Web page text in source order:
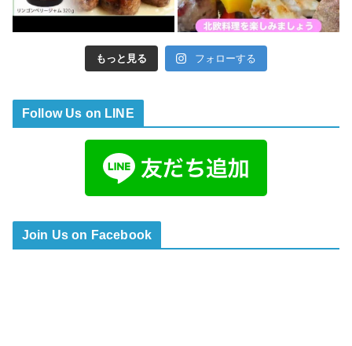
もっと見る フォローする
Follow Us on LINE
Join Us on Facebook